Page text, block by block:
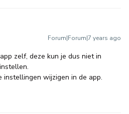
Forum|Forum|7 years ago
zelf, deze kun je dus niet in
instellingen wijzigen in de app.